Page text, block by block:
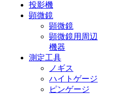
投影機
顕微鏡
顕微鏡
顕微鏡用周辺
機器
測定工具
ノギス
ハイトゲージ
ピンゲージ